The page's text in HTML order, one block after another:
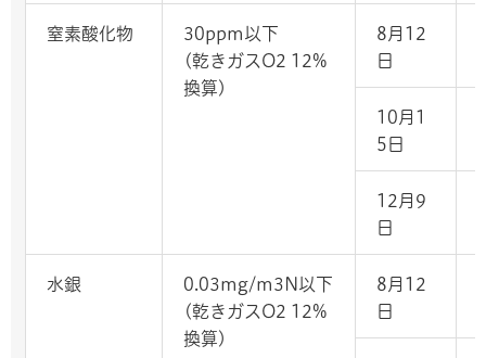
窒素酸化物
30ppm以下
(乾きガスO2 12%
換算)
8月12
日
10月1
5日
12月9
日
水銀
0.03mg/m3N以下
(乾きガスO2 12%
換算)
8月12
日